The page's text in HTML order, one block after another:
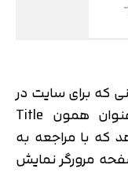
که برای سایت در
نظر گرفتید وارد کنید. این عنوان همون Title
با مراجعه به
مرورگر نمایش